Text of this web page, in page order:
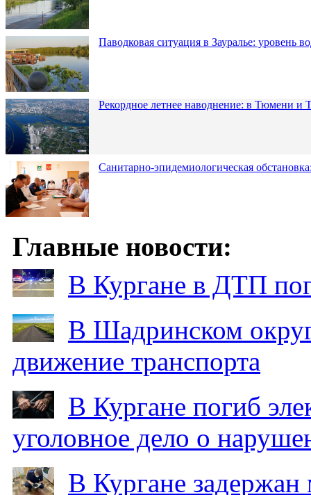
Паводковая ситуация в Зауралье: уровень
Рекордное летнее наводнение: в Тюмени и
Санитарно-эпидемиологическая
Главные новости:
В Кургане в ДТП
В Шадринском
движение транспорта
В Кургане погиб
уголовное дело о
В Кургане